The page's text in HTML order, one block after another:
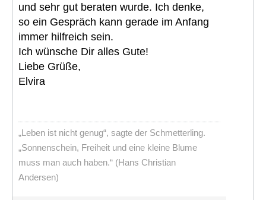
und sehr gut beraten wurde. Ich denke,
so ein Gespräch kann gerade im Anfang
immer hilfreich sein.
Ich wünsche Dir alles Gute!
Liebe Grüße,
Elvira
„Leben ist nicht genug“, sagte der Schmetterling.
„Sonnenschein, Freiheit und eine kleine Blume
muss man auch haben.“ (Hans Christian
Andersen)